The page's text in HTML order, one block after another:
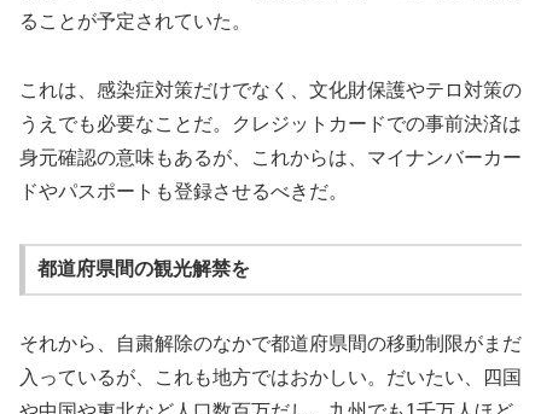
ることが予定されていた。
これは、感染症対策だけでなく、文化財保護やテロ対策の
うえでも必要なことだ。クレジットカードでの事前決済は
身元確認の意味もあるが、これからは、マイナンバーカー
ドやパスポートも登録させるべきだ。
都道府県間の観光解禁を
それから、自粛解除のなかで都道府県間の移動制限がまだ
入っているが、これも地方ではおかしい。だいたい、四国